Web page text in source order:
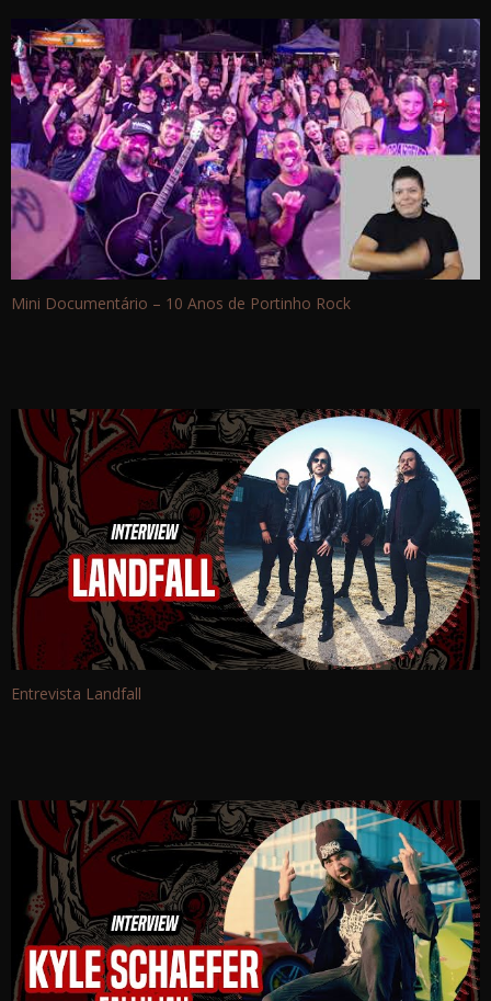
Mini Documentário – 10 Anos de Portinho Rock
Entrevista Landfall